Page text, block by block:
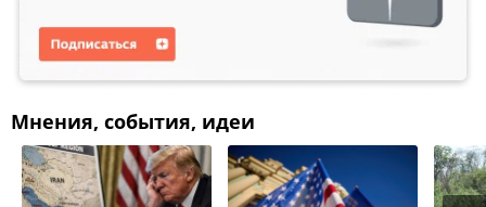
Мнения, события, идеи